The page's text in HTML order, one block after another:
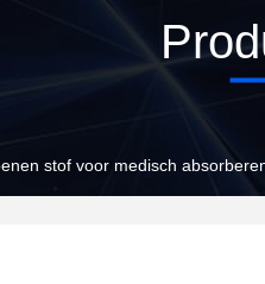
stof voor medisch